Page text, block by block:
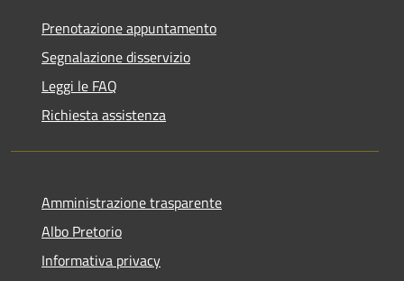
Prenotazione appuntamento
Segnalazione disservizio
Leggi le FAQ
Richiesta assistenza
Amministrazione trasparente
Albo Pretorio
Informativa privacy